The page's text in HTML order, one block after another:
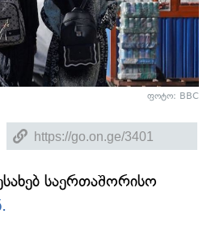
ფოტო: BBC
საერთაშორისო